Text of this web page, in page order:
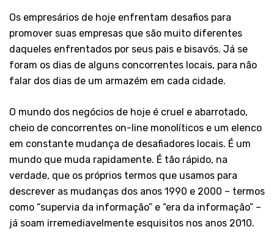
Os empresários de hoje enfrentam desafios para
promover suas empresas que são muito diferentes
daqueles enfrentados por seus pais e bisavós. Já se
foram os dias de alguns concorrentes locais, para não
falar dos dias de um armazém em cada cidade.
O mundo dos negócios de hoje é cruel e abarrotado,
cheio de concorrentes on-line monolíticos e um elenco
em constante mudança de desafiadores locais. É um
mundo que muda rapidamente. É tão rápido, na
verdade, que os próprios termos que usamos para
descrever as mudanças dos anos 1990 e 2000 – termos
como “supervia da informação” e “era da informação” –
já soam irremediavelmente esquisitos nos anos 2010.